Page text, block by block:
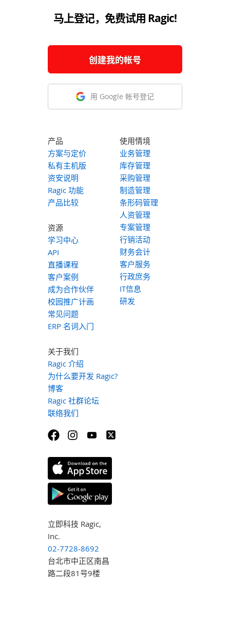
马上登记，免费试用 Ragic!
创建我的帐号
用 Google 帐号登记
产品
方案与定价
私有主机版
资安说明
Ragic 功能
产品比较
资源
学习中心
API
直播课程
客户案例
成为合作伙伴
校园推广计画
常见问题
ERP 名词入门
使用情境
业务管理
库存管理
采购管理
制造管理
条形码管理
人资管理
专案管理
行销活动
财务会计
客户服务
行政庶务
IT信息
研发
关于我们
Ragic 介绍
为什么要开发 Ragic?
博客
Ragic 社群论坛
联络我们
立即科技 Ragic,
Inc.
02-7728-8692
台北市中正区南昌
路二段81号9楼